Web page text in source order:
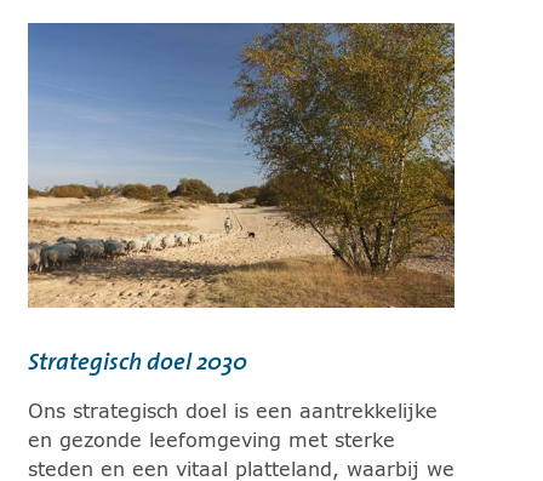
Strategisch doel 2030
Ons strategisch doel is een aantrekkelijke
en gezonde leefomgeving met sterke
steden en een vitaal platteland, waarbij we